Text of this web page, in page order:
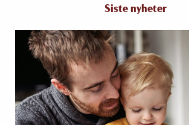
Siste nyheter